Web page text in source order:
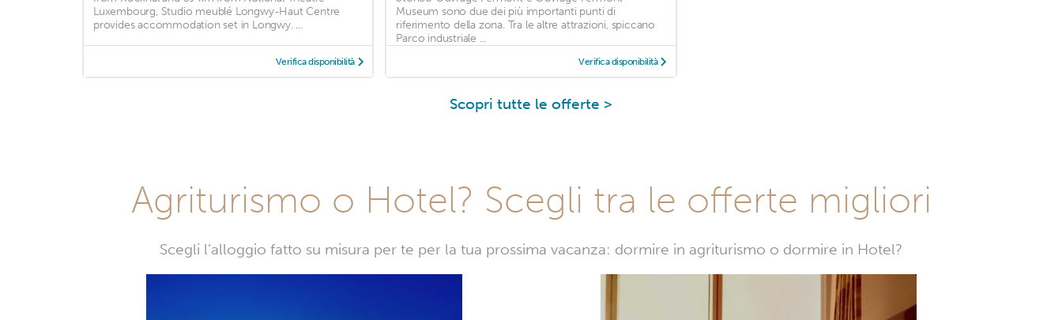
Luxembourg, Studio meublé Longwy-Haut Centre
provides accommodation set in Longwy. ...
Verifica disponibilità
Museum sono due dei più importanti punti di
riferimento della zona. Tra le altre attrazioni, spiccano
Parco industriale ...
Verifica disponibilità
Scopri tutte le offerte >
Agriturismo o Hotel? Scegli tra le offerte migliori
Scegli l’alloggio fatto su misura per te per la tua prossima vacanza: dormire in agriturismo o dormire in Hotel?